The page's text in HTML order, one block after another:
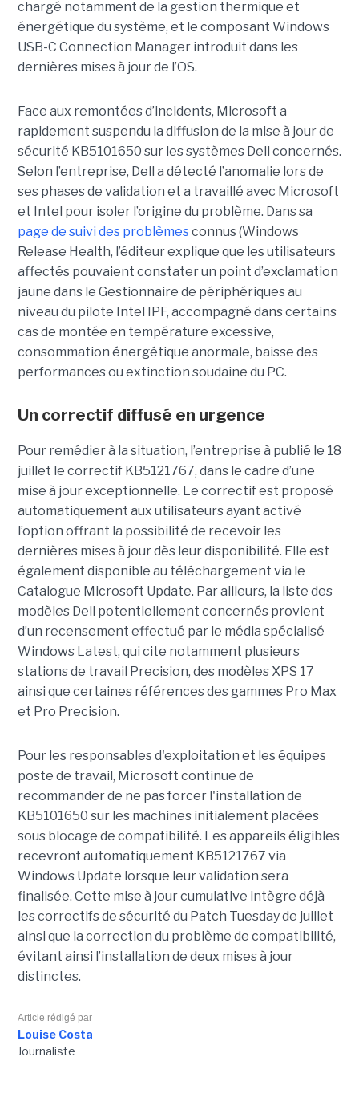
chargé notamment de la gestion thermique et
énergétique du système, et le composant Windows
USB-C Connection Manager introduit dans les
dernières mises à jour de l’OS.
Face aux remontées d’incidents, Microsoft a
rapidement suspendu la diffusion de la mise à jour de
sécurité KB5101650 sur les systèmes Dell concernés.
Selon l’entreprise, Dell a détecté l’anomalie lors de
ses phases de validation et a travaillé avec Microsoft
et Intel pour isoler l’origine du problème. Dans sa
page de suivi des problèmesconnus (Windows
Release Health, l’éditeur explique que les utilisateurs
affectés pouvaient constater un point d’exclamation
jaune dans le Gestionnaire de périphériques au
niveau du pilote Intel IPF, accompagné dans certains
cas de montée en température excessive,
consommation énergétique anormale, baisse des
performances ou extinction soudaine du PC.
Un correctif diffusé en urgence
Pour remédier à la situation, l’entreprise à publié le 18
juillet le correctif KB5121767, dans le cadre d’une
mise à jour exceptionnelle. Le correctif est proposé
automatiquement aux utilisateurs ayant activé
l’option offrant la possibilité de recevoir les
dernières mises à jour dès leur disponibilité. Elle est
également disponible au téléchargement via le
Catalogue Microsoft Update. Par ailleurs, la liste des
modèles Dell potentiellement concernés provient
d’un recensement effectué par le média spécialisé
Windows Latest, qui cite notamment plusieurs
stations de travail Precision, des modèles XPS 17
ainsi que certaines références des gammes Pro Max
et Pro Precision.
Pour les responsables d'exploitation et les équipes
poste de travail, Microsoft continue de
recommander de ne pas forcer l'installation de
KB5101650 sur les machines initialement placées
sous blocage de compatibilité. Les appareils éligibles
recevront automatiquement KB5121767 via
Windows Update lorsque leur validation sera
finalisée. Cette mise à jour cumulative intègre déjà
les correctifs de sécurité du Patch Tuesday de juillet
ainsi que la correction du problème de compatibilité,
évitant ainsi l’installation de deux mises à jour
distinctes.
Article rédigé par
Louise Costa
Journaliste